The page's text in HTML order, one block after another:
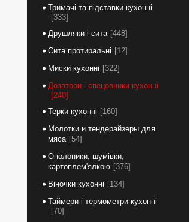
Тримачі та підставки кухонні
333
Друшляки і сита 448
Сита протиральні
12
Миски кухонні
322
Дозатори і спецовники кухонні
240
Терки кухонні
160
Молотки и тендерайзеры для
мяса 54
Ополоники, шумівки,
картоплем'ялкою 376
Віночки кухонні
134
Таймери і термометри кухонні
70